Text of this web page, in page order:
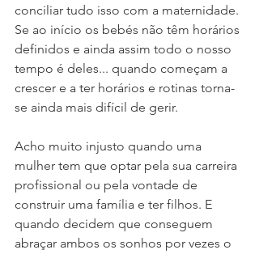
conciliar tudo isso com a maternidade.
Se ao início os bebés não têm horários
definidos e ainda assim todo o nosso
tempo é deles... quando começam a
crescer e a ter horários e rotinas torna-
se ainda mais difícil de gerir.
Acho muito injusto quando uma
mulher tem que optar pela sua carreira
profissional ou pela vontade de
construir uma família e ter filhos. E
quando decidem que conseguem
abraçar ambos os sonhos por vezes o